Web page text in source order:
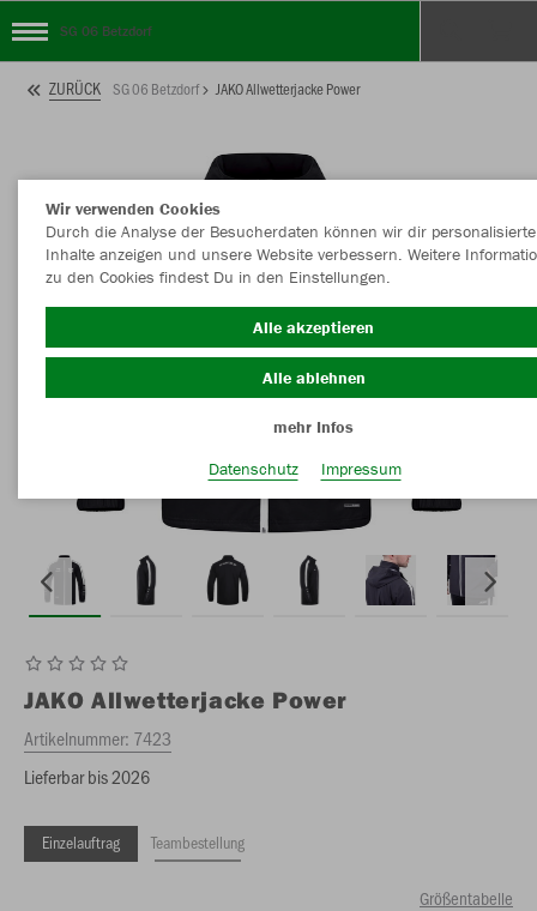
SG 06 Betzdorf
ZURÜCK SG 06 Betzdorf JAKO Allwetterjacke Power
JAKO Allwetterjacke Power
Artikelnummer: 7423
Lieferbar bis 2026
Einzelauftrag Teambestellung
Größentabelle
Wir verwenden Cookies
Durch die Analyse der Besucherdaten können wir dir personalisierte
Inhalte anzeigen und unsere Website verbessern. Weitere
zu den Cookies findest Du in den Einstellungen.
Alle akzeptieren
Alle ablehnen
mehr Infos
Datenschutz
Impressum